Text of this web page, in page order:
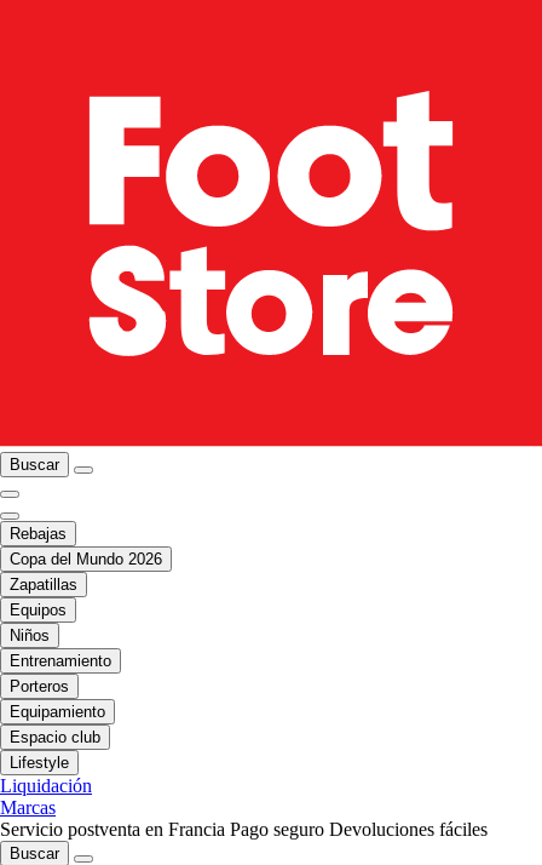
Buscar
Rebajas
Copa del Mundo 2026
Zapatillas
Equipos
Niños
Entrenamiento
Porteros
Equipamiento
Espacio club
Lifestyle
Liquidación
Marcas
Servicio postventa en Francia Pago seguro Devoluciones fáciles
Buscar